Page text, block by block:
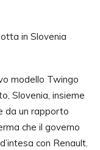
modello Twingo
Slovenia, insieme
da un rapporto
che il governo
con Renault.